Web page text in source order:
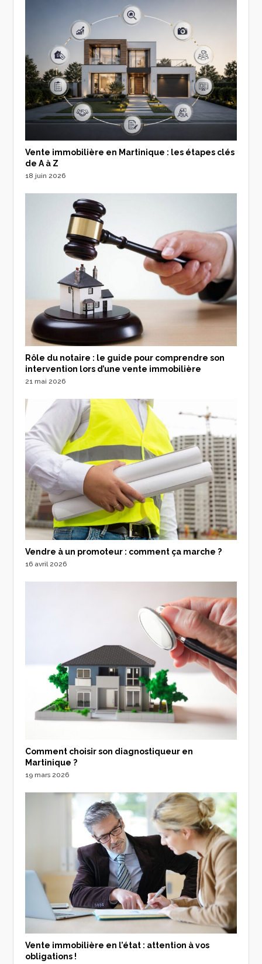
Vente immobilière en Martinique : les étapes clés
de A à Z
18 juin 2026
Rôle du notaire : le guide pour comprendre son
intervention lors d’une vente immobilière
21 mai 2026
Vendre à un promoteur : comment ça marche ?
16 avril 2026
Comment choisir son diagnostiqueur en
Martinique ?
19 mars 2026
Vente immobilière en l’état : attention à vos
obligations !